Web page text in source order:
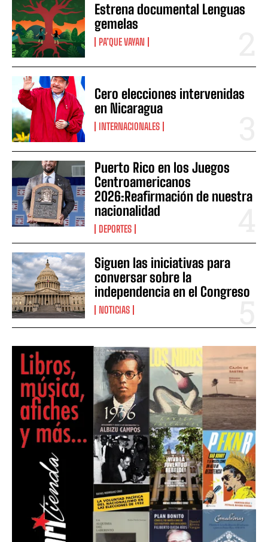
Estrena documental Lenguas
gemelas
PA’QUE VAYAN
Cero elecciones intervenidas
en Nicaragua
INTERNACIONALES
Puerto Rico en los Juegos
Centroamericanos
2026:Reafirmación de nuestra
nacionalidad
DEPORTES
Siguen las iniciativas para
conversar sobre la
independencia en el Congreso
NOTICIAS